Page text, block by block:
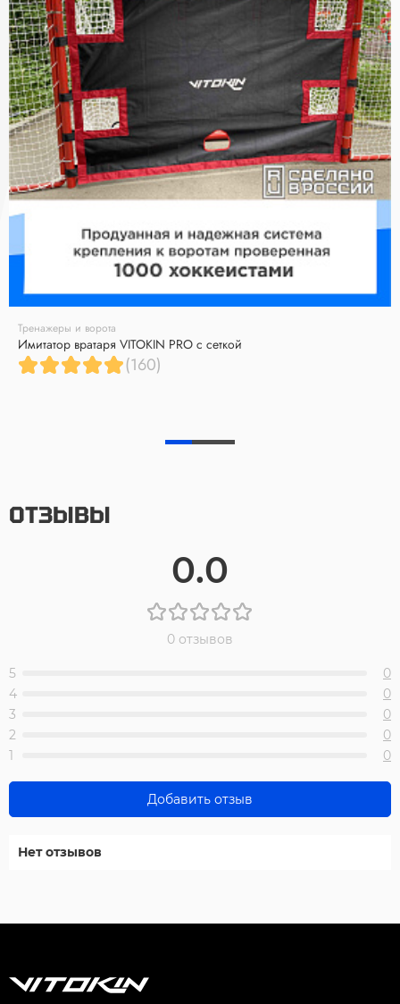
Тренажеры и ворота
Имитатор вратаря VITOKIN PRO с сеткой
(160)
ОТЗЫВЫ
0.0
0 отзывов
5
0
4
0
3
0
2
0
1
0
Добавить отзыв
Нет отзывов